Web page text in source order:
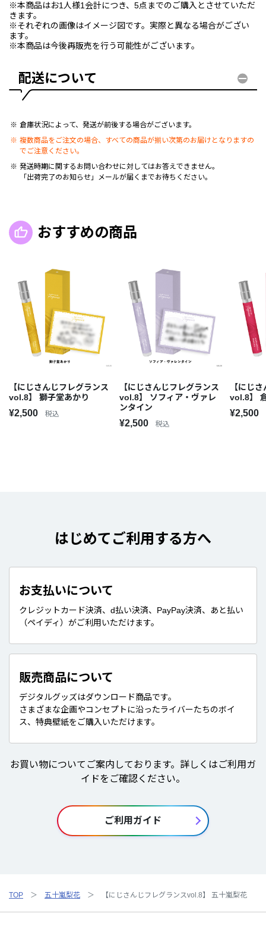
※本商品はお1人様1会計につき、5点までのご購入とさせていただ
きます。
※それぞれの画像はイメージ図です。実際と異なる場合がござい
ます。
※本商品は今後再販売を行う可能性がございます。
配送について
倉庫状況によって、発送が前後する場合がございます。
複数商品をご注文の場合、すべての商品が揃い次第のお届けとなりますの
でご注意ください。
発送時期に関するお問い合わせに対してはお答えできません。
「出荷完了のお知らせ」メールが届くまでお待ちください。
おすすめの商品
【にじさんじフレグランス
vol.8】 獅子堂あかり
¥2,500 税込
【にじさんじフレグランス
vol.8】 ソフィア・ヴァレ
ンタイン
¥2,500 税込
【にじ
vol.8】
¥2,500
はじめてご利用する方へ
お支払いについて
クレジットカード決済、d払い決済、PayPay決済、あと払い
（ペイディ）がご利用いただけます。
販売商品について
デジタルグッズはダウンロード商品です。
さまざまな企画やコンセプトに沿ったライバーたちのボイ
ス、特典壁紙をご購入いただけます。
お買い物についてご案内しております。詳しくはご利用ガ
イドをご確認ください。
ご利用ガイド
TOP 五十嵐梨花 【にじさんじフレグランスvol.8】 五十嵐梨花